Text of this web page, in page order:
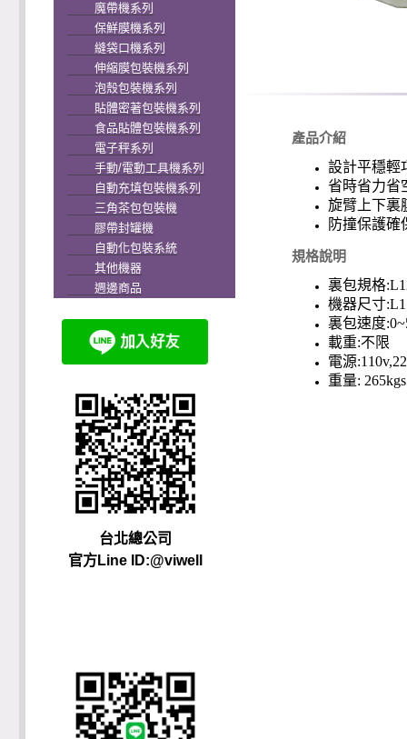
魔帶機系列
保鮮膜機系列
縫袋口機系列
伸縮膜包裝機系列
泡殼包裝機系列
貼體密著包裝機系列
食品貼體包裝機系列
電子秤系列
手動/電動工具機系列
自動充填包裝機系列
三角茶包包裝機
膠帶封罐機
自動化包裝系統
其他機器
週邊商品
台北總公司
官方Line ID:@viwell
產品介紹
設計平穩輕
省時省力省
旋臂上下裏
防撞保護確
規格說明
裏包規格
機器尺寸
裏包速度
載重:不限
電源
重量: 265kgs